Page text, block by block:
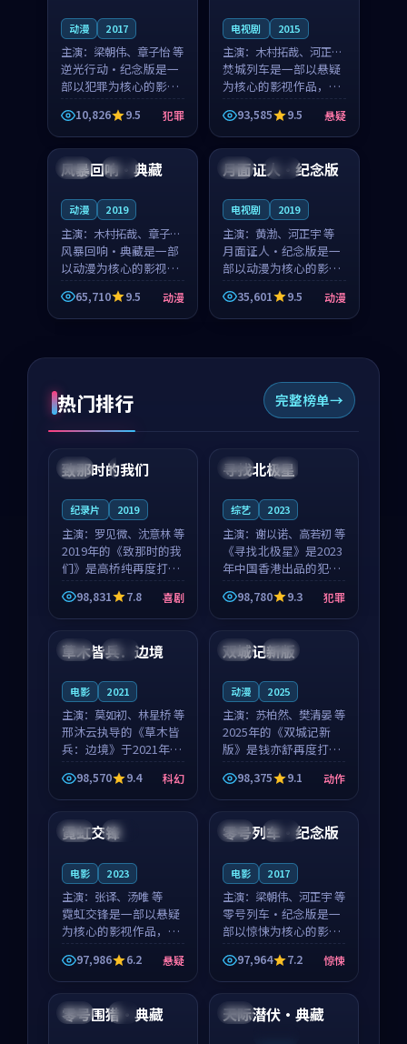
动漫 2017
主演： 梁朝伟、章子怡 等
逆光行动·纪念版是一
部以犯罪为核心的影视
作品，围绕危机、反转
与人物成长展开，整体
节奏紧凑，值得推荐观
看。
10,826 9.5 犯罪
电视剧 2015
主演： 木村拓哉、河正宇
等
焚城列车是一部以悬疑
为核心的影视作品，围
绕危机、反转与人物成
长展开，整体节奏紧
凑，值得推荐观看。
93,585 9.5 悬疑
韩国 院线
风暴回响·典藏
动漫 2019
主演： 木村拓哉、章子怡
等
风暴回响·典藏是一部
以动漫为核心的影视作
品，围绕危机、反转与
人物成长展开，整体节
奏紧凑，值得推荐观
65,710 9.5 动漫
韩国 高分
月面证人·纪念版
电视剧 2019
主演： 黄渤、河正宇 等
月面证人·纪念版是一
部以动漫为核心的影视
作品，围绕危机、反转
与人物成长展开，整体
节奏紧凑，值得推荐观
35,601 9.5 动漫
热门排行 完整榜单
中国 4K
99:22
致那时的我们
纪录片 2019
主演： 罗见微、沈意林 等
2019年的《致那时的我
们》是高桥纯再度打磨
的喜剧佳作。中国大陆
的取景与都市寓言的氛
围相互成就，罗见微与
沈意林的对手戏自然克
制，让整部影片在悬
98,831 7.8 喜剧
中国 4K
99:18
寻找北极星
综艺 2023
主演： 谢以诺、高若初 等
《寻找北极星》是2023
年中国香港出品的犯罪
新作，主创团队希望用
公路冒险的故事让观众
停下来想一想。谢以诺
领衔，高若初担任重要
角色，戚南柯的叙事
98,780 9.3 犯罪
泰国 独播
草木皆兵：边境
电影 2021
主演： 莫如初、林星桥 等
邢沐云执导的《草木皆
兵：边境》于2021年面
世，泰国的城市气质与
校园青春的人物心境共
同构筑了影片基调。莫
如初、林星桥用细腻的
表演撑起整部科幻电
98,570 9.4 科幻
中国 独播
双城记新版
动漫 2025
主演： 苏柏然、樊清晏 等
2025年的《双城记新
版》是钱亦舒再度打磨
的动作佳作。中国大陆
的取景与沙漠探险的氛
围相互成就，苏柏然与
樊清晏的对手戏自然克
制，让整部影片在悬念
98,375 9.1 动作
泰国 高分
霓虹交锋
电影 2023
主演： 张译、汤唯 等
霓虹交锋是一部以悬疑
为核心的影视作品，围
绕危机、反转与人物成
长展开，整体节奏紧
凑，值得推荐观看。
97,986 6.2 悬疑
中国 热播
零号列车·纪念版
电影 2017
主演： 梁朝伟、河正宇 等
零号列车·纪念版是一
部以惊悚为核心的影视
作品，围绕危机、反转
与人物成长展开，整体
节奏紧凑，值得推荐观
看。
97,964 7.2 惊悚
日本 4K
零号围猎·典藏
泰国
天际潜伏·典藏